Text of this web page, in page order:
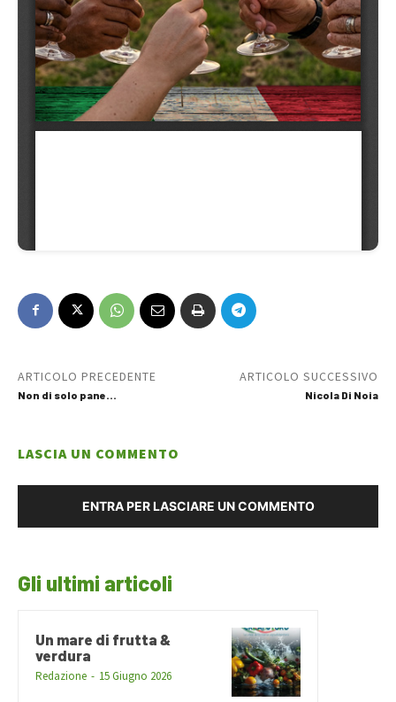
ARTICOLO PRECEDENTE
Non di solo pane…
ARTICOLO SUCCESSIVO
Nicola Di Noia
LASCIA UN COMMENTO
ENTRA PER LASCIARE UN COMMENTO
Gli ultimi articoli
Un mare di frutta &
verdura
Redazione - 15 Giugno 2026